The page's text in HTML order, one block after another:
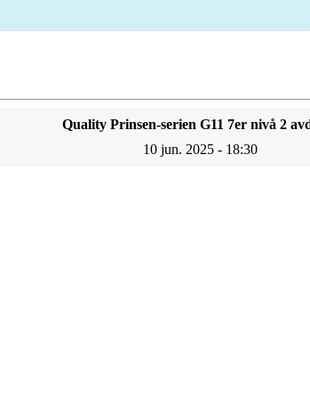
Quality Prinsen-serien G11 7er nivå 2
10 jun. 2025 - 18:30